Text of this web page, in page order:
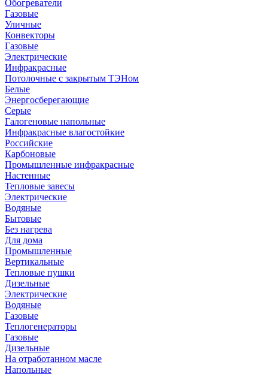
Обогреватели
Газовые
Уличные
Конвекторы
Газовые
Электрические
Инфракрасные
Потолочные с закрытым ТЭНом
Белые
Энергосберегающие
Серые
Галогеновые напольные
Инфракрасные влагостойкие
Российские
Карбоновые
Промышленные инфракрасные
Настенные
Тепловые завесы
Электрические
Водяные
Бытовые
Без нагрева
Для дома
Промышленные
Вертикальные
Тепловые пушки
Дизельные
Электрические
Водяные
Газовые
Теплогенераторы
Газовые
Дизельные
На отработанном масле
Напольные